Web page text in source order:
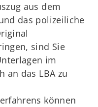
aus dem
das polizeiliche
sind Sie
im
an das LBA zu
können